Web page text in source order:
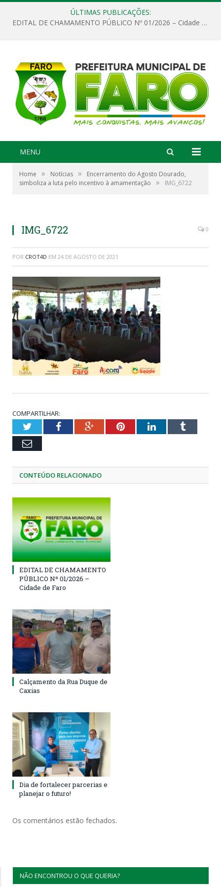
ÚLTIMAS PUBLICAÇÕES:
EDITAL DE CHAMAMENTO PÚBLICO Nº 01/2026 – Cidade de Faro
MENU
Home » Notícias »
Encerramento do Agosto Dourado,
simboliza a luta pelo incentivo à amamentação
» IMG_6722
IMG_6722 0
POR CROT4D EM 24 DE AGOSTO DE 2021
COMPARTILHAR:
TwitterFacebookGoogle+PinterestLinkedInTumblr
Email
CONTEÚDO RELACIONADO
EDITAL DE CHAMAMENTO
PÚBLICO Nº 01/2026 –
Cidade de Faro
Calçamento da Rua Duque de
Caxias
Dia de fortalecer parcerias e
planejar o futuro!
Os comentários estão fechados.
NÃO ENCONTROU O QUE QUERIA?